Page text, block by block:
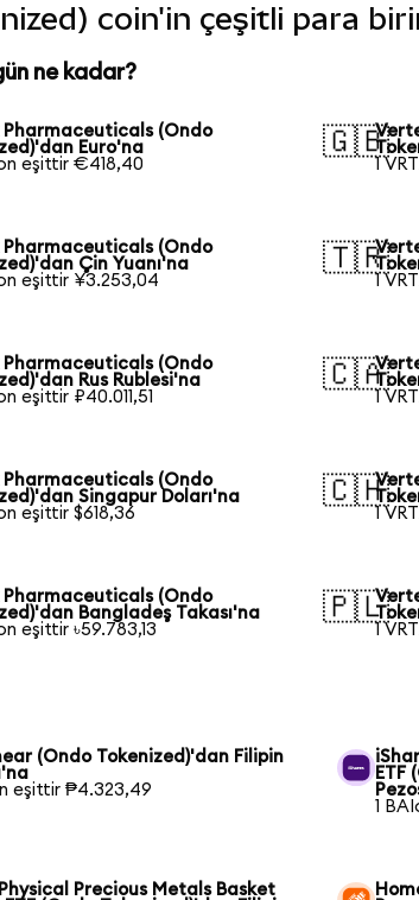
coin'in çeşitli para
ne kadar?
Pharmaceuticals (Ondo
Euro'na
eşittir €418,40
🇬🇧
1
Pharmaceuticals (Ondo
Çin Yuanı'na
eşittir ¥3.253,04
🇹🇷
1
Pharmaceuticals (Ondo
Rus Rublesi'na
eşittir ₽40.011,51
🇨🇦
1
Pharmaceuticals (Ondo
Singapur Doları'na
eşittir $618,36
🇨🇭
1
Pharmaceuticals (Ondo
Bangladeş Takası'na
eşittir ৳59.783,13
🇵🇱
1
(Ondo Tokenized)'dan Filipin
eşittir ₱4.323,49
ETF
1
Precious Metals Basket